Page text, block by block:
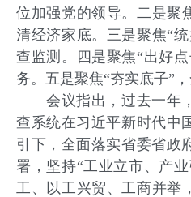
位加强党的领导。二是聚
清经济家底。三是聚焦“
查监测。四是聚焦“出好
务。五是聚焦“夯实底子”
会议指出，过去一年，
查系统在习近平新时代中
引下，全面落实省委省政
署，坚持“工业立市、产
工、以工兴贸、工商并举